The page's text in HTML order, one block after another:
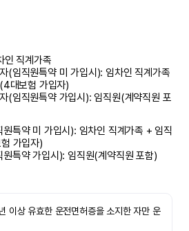
인 직계가족
(임직원특약 미 가입시): 임차인 직계가족
대보험 가입자)
(임직원특약 가입시): 임직원(계약직원 포
원특약 미 가입시): 임차인 직계가족 + 임직
가입자)
원특약 가입시): 임직원(계약직원 포함)
이상 유효한 운전면허증을 소지한 자만 운